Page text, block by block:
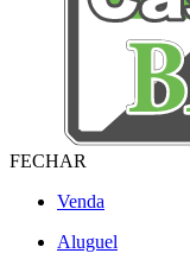
FECHAR
Venda
Aluguel